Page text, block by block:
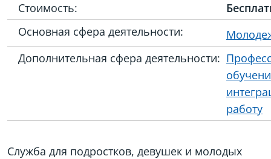
Стоимость:
Основная сфера деятельности:
Дополнительная сфера деятельности:
работу
Служба для подростков, девушек и молодых